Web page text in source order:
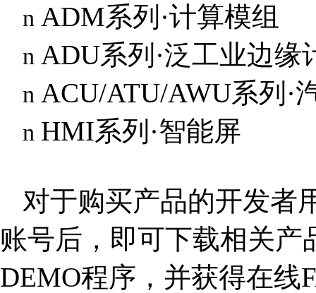
n ADM系列·计算模组
n ADU系列·泛工业边缘
n ACU/ATU/AWU系列·
n HMI系列·智能屏
对于购买产品的开发者
账号后，即可下载相关产
DEMO程序，并获得在线